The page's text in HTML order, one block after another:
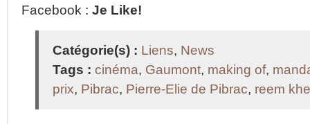
Facebook : Je Like!
Catégorie(s) : Liens, News
Tags : cinéma, Gaumont, making of,
prix, Pibrac, Pierre-Elie de Pibrac, reem